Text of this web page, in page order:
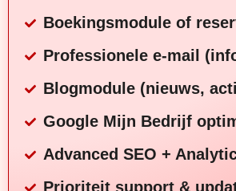
Boekingsmodule of
Professionele e-mail
Blogmodule (nieuws,
Google Mijn Bedrijf
Advanced SEO +
Prioriteit support &